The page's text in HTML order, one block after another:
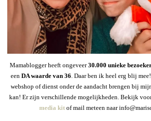
Mamablogger heeft ongeveer30.000 unieke
een DA waarde van 36 . Daar ben ik heel erg blij
webshop of dienst onder de aandacht brengen bij
kan! Er zijn verschillende mogelijkheden. Bekijk
media kitof mail meteen naar